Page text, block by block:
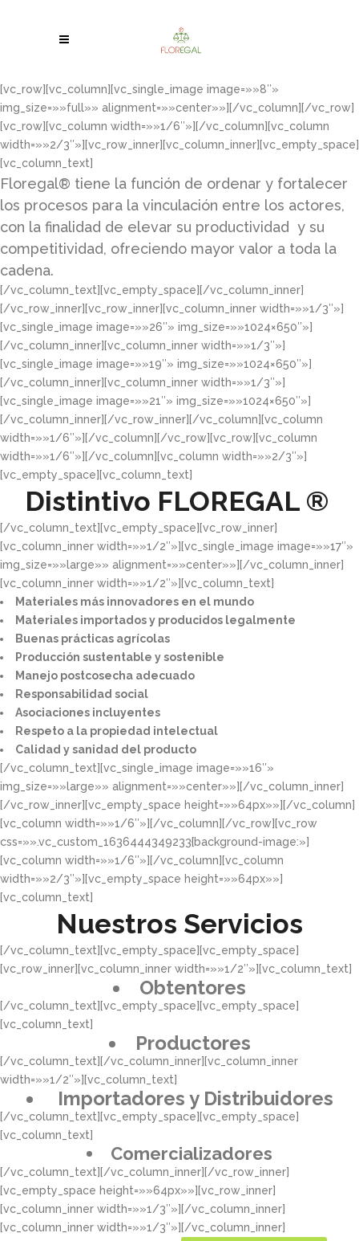
[vc_row][vc_column][vc_single_image image=»»8″»
img_size=»»full»» alignment=»»center»»][/vc_column][/vc_row]
[vc_row][vc_column width=»»1/6″»][/vc_column][vc_column
width=»»2/3″»][vc_row_inner][vc_column_inner][vc_empty_space]
[vc_column_text]
Floregal® tiene la función de ordenar y fortalecer
los procesos para la vinculación entre los actores,
con la finalidad de elevar su productividad y su
competitividad, ofreciendo mayor valor a toda la
cadena.
[/vc_column_text][vc_empty_space][/vc_column_inner]
[/vc_row_inner][vc_row_inner][vc_column_inner width=»»1/3″»]
[vc_single_image image=»»26″» img_size=»»1024×650″»]
[/vc_column_inner][vc_column_inner width=»»1/3″»]
[vc_single_image image=»»19″» img_size=»»1024×650″»]
[/vc_column_inner][vc_column_inner width=»»1/3″»]
[vc_single_image image=»»21″» img_size=»»1024×650″»]
[/vc_column_inner][/vc_row_inner][/vc_column][vc_column
width=»»1/6″»][/vc_column][/vc_row][vc_row][vc_column
width=»»1/6″»][/vc_column][vc_column width=»»2/3″»]
[vc_empty_space][vc_column_text]
Distintivo FLOREGAL ®
[/vc_column_text][vc_empty_space][vc_row_inner]
[vc_column_inner width=»»1/2″»][vc_single_image image=»»17″»
img_size=»»large»» alignment=»»center»»][/vc_column_inner]
[vc_column_inner width=»»1/2″»][vc_column_text]
Materiales más innovadores en el mundo​
Materiales importados y producidos legalmente​
Buenas prácticas agrícolas​
Producción sustentable y sostenible​
Manejo postcosecha adecuado​
Responsabilidad social​
Asociaciones incluyentes​
Respeto a la propiedad intelectual​​
Calidad y sanidad del producto​
[/vc_column_text][vc_single_image image=»»16″»
img_size=»»large»» alignment=»»center»»][/vc_column_inner]
[/vc_row_inner][vc_empty_space height=»»64px»»][/vc_column]
[vc_column width=»»1/6″»][/vc_column][/vc_row][vc_row
css=»».vc_custom_1636444349233{background-image:»]
[vc_column width=»»1/6″»][/vc_column][vc_column
width=»»2/3″»][vc_empty_space height=»»64px»»]
[vc_column_text]
Nuestros Servicios
[/vc_column_text][vc_empty_space][vc_empty_space]
[vc_row_inner][vc_column_inner width=»»1/2″»][vc_column_text]
Obtentores
[/vc_column_text][vc_empty_space][vc_empty_space]
[vc_column_text]
Productores
[/vc_column_text][/vc_column_inner][vc_column_inner
width=»»1/2″»][vc_column_text]
Importadores y Distribuidores
[/vc_column_text][vc_empty_space][vc_empty_space]
[vc_column_text]
Comercializadores
[/vc_column_text][/vc_column_inner][/vc_row_inner]
[vc_empty_space height=»»64px»»][vc_row_inner]
[vc_column_inner width=»»1/3″»][/vc_column_inner]
[vc_column_inner width=»»1/3″»][/vc_column_inner]